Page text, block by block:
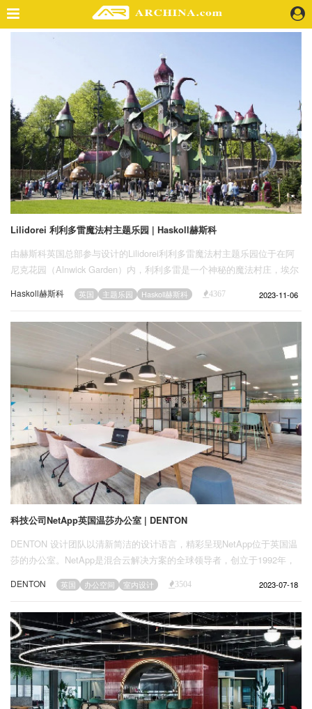
室 内
视 频
头条资讯
业 界
机 构
人 物
地 产
快速搜索
企业会员
关于投稿
广告投放
关于我们
联系我们
Lilidorei 利利多雷魔法村主题乐园 | Haskoll赫斯科
由赫斯科英国总部参与设计的Lilidorei利利多雷魔法村主题乐园位于在阿
尼克花园（Alnwick Garden）内，利利多雷是一个神秘的魔法村庄，埃尔
夫温·德林（Elfwin Drin）作为世界上最大的游乐结构装置就位于魔法村
Haskoll赫斯科 英国 主题乐园 Haskoll赫斯科 4367 2023-11-06
科技公司NetApp英国温莎办公室 | DENTON
DENTON 设计团队以清新简洁的设计语言，精彩呈现NetApp位于英国温
莎的办公室。NetApp是混合云解决方案的全球领导者，创立于1992年，
总部位于美国圣何塞。
DENTON 英国 办公空间 室内设计 3504 2023-07-18